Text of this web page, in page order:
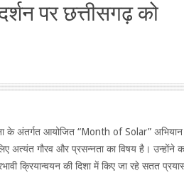
पर छत्तीसगढ़ को
के अंतर्गत आयोजित “Month of Solar”
अत्यंत गौरव और प्रसन्नता का विषय है। उन्होंने
क्रियान्वयन की दिशा में किए जा रहे सतत